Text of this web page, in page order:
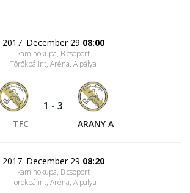
2017. December 29 08:00
kaminokupa, B csoport
Törökbálint, Aréna, A pálya
TFC
1 - 3
ARANY A
2017. December 29 08:20
kaminokupa, B csoport
Törökbálint, Aréna, A pálya